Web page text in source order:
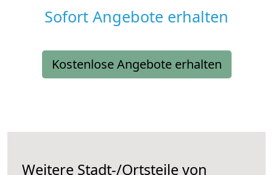
Sofort Angebote erhalten
Kostenlose Angebote erhalten
Weitere Stadt-/Ortsteile von